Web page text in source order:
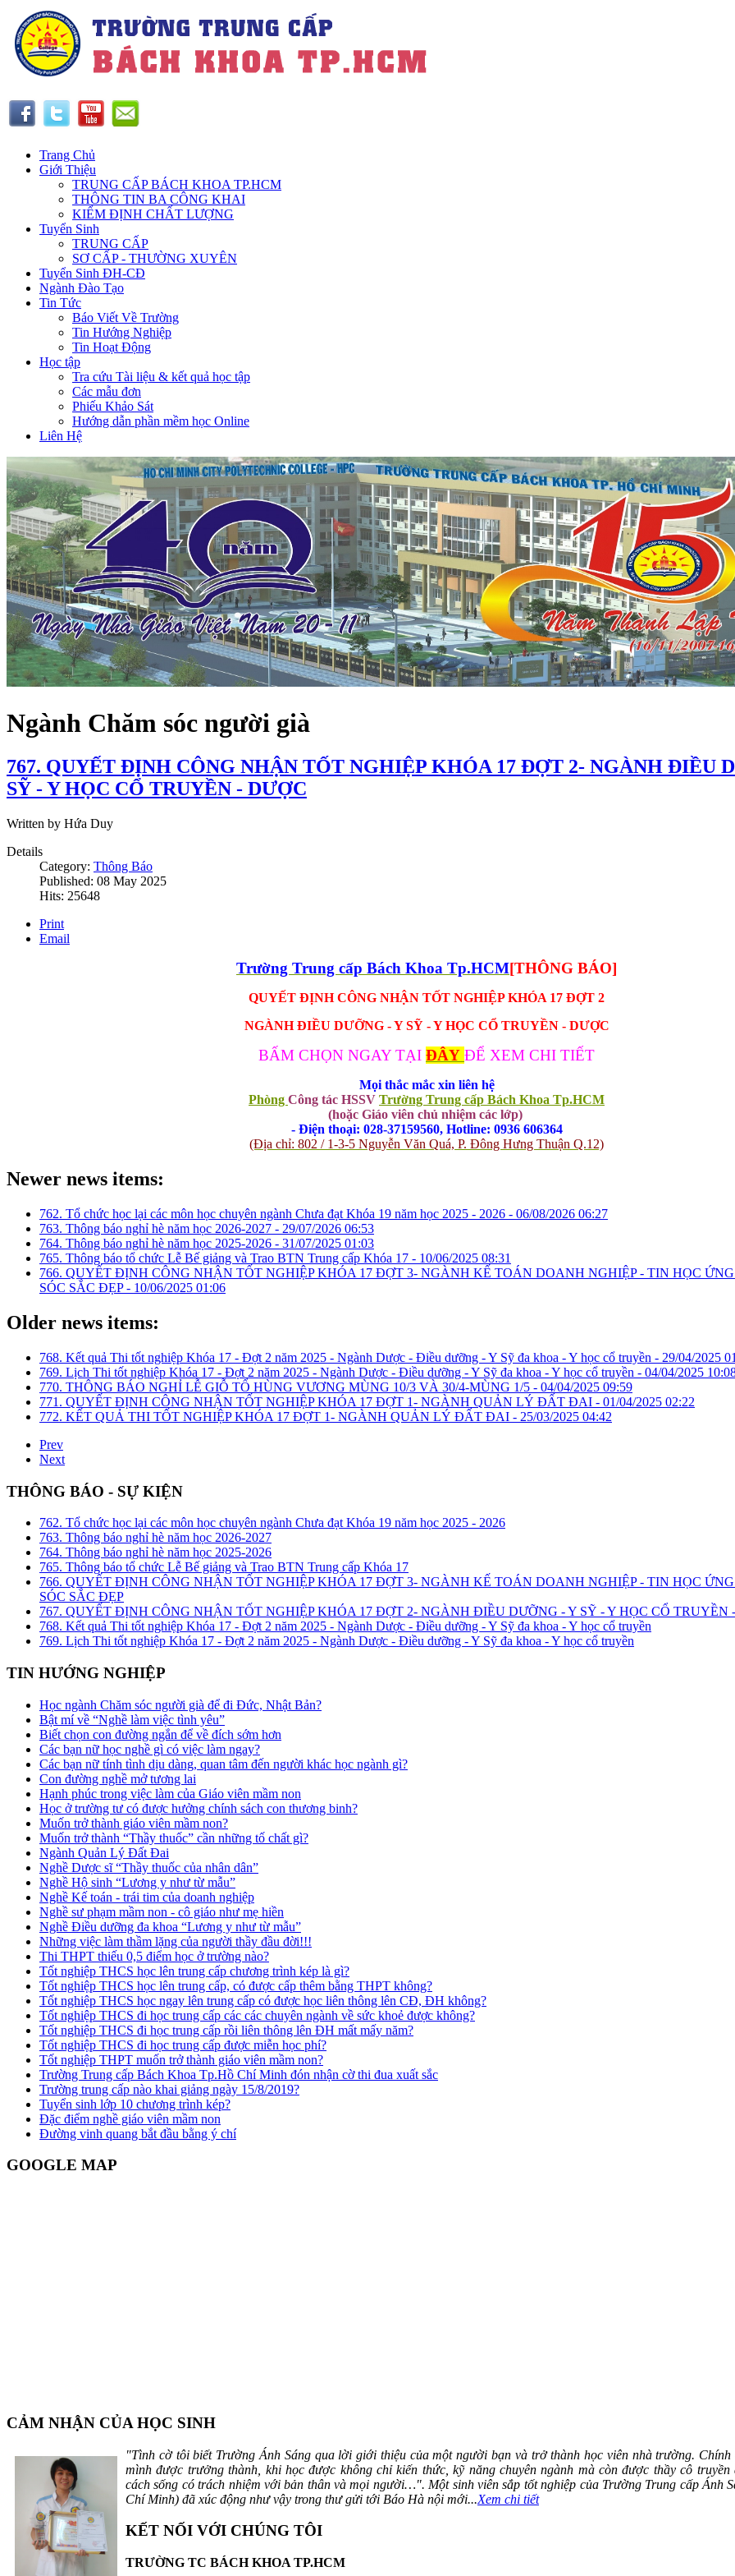
Trang Chủ
Giới Thiệu
TRUNG CẤP BÁCH KHOA TP.HCM
THÔNG TIN BA CÔNG KHAI
KIỂM ĐỊNH CHẤT LƯỢNG
Tuyển Sinh
TRUNG CẤP
SƠ CẤP - THƯỜNG XUYÊN
Tuyển Sinh ĐH-CĐ
Ngành Đào Tạo
Tin Tức
Báo Viết Về Trường
Tin Hướng Nghiệp
Tin Hoạt Động
Học tập
Tra cứu Tài liệu & kết quả học tập
Các mẫu đơn
Phiếu Khảo Sát
Hướng dẫn phần mềm học Online
Liên Hệ
Ngành Chăm sóc người già
767. QUYẾT ĐỊNH CÔNG NHẬN TỐT NGHIỆP KHÓA 17 ĐỢT 2- NGÀNH ĐIỀU
SỸ - Y HỌC CỔ TRUYỀN - DƯỢC
Written by Hứa Duy
Details
Category: Thông Báo
Published: 08 May 2025
Hits: 25648
Print
Email
Trường Trung cấp Bách Khoa Tp.HCM[THÔNG BÁO]
QUYẾT ĐỊNH CÔNG NHẬN TỐT NGHIỆP KHÓA 17 ĐỢT 2
NGÀNH ĐIỀU DƯỠNG - Y SỸ - Y HỌC CỔ TRUYỀN - DƯỢC
BẤM CHỌN NGAY TẠI ĐÂY ĐỂ XEM CHI TIẾT
Mọi thắc mắc xin liên hệ
Phòng Công tác HSSV Trường Trung cấp Bách Khoa Tp.HCM
(hoặc Giáo viên chủ nhiệm các lớp)
- Điện thoại: 028-37159560, Hotline: 0936 606364
(Địa chỉ: 802 / 1-3-5 Nguyễn Văn Quá, P. Đông Hưng Thuận Q.12)
Newer news items:
762. Tổ chức học lại các môn học chuyên ngành Chưa đạt Khóa 19 năm học 2025 - 2026 - 06/08/2026 06:27
763. Thông báo nghỉ hè năm học 2026-2027 - 29/07/2026 06:53
764. Thông báo nghỉ hè năm học 2025-2026 - 31/07/2025 01:03
765. Thông báo tổ chức Lễ Bế giảng và Trao BTN Trung cấp Khóa 17 - 10/06/2025 08:31
766. QUYẾT ĐỊNH CÔNG NHẬN TỐT NGHIỆP KHÓA 17 ĐỢT 3- NGÀNH KẾ TOÁN DOANH NGHIỆP - TIN HỌC
SÓC SẮC ĐẸP - 10/06/2025 01:06
Older news items:
768. Kết quả Thi tốt nghiệp Khóa 17 - Đợt 2 năm 2025 - Ngành Dược - Điều dưỡng - Y Sỹ đa khoa - Y học cổ truyền - 29/04/2025
769. Lịch Thi tốt nghiệp Khóa 17 - Đợt 2 năm 2025 - Ngành Dược - Điều dưỡng - Y Sỹ đa khoa - Y học cổ truyền - 04/04/2025
770. THÔNG BÁO NGHỈ LỄ GIỖ TỔ HÙNG VƯƠNG MÙNG 10/3 VÀ 30/4-MÙNG 1/5 - 04/04/2025 09:59
771. QUYẾT ĐỊNH CÔNG NHẬN TỐT NGHIỆP KHÓA 17 ĐỢT 1- NGÀNH QUẢN LÝ ĐẤT ĐAI - 01/04/2025 02:22
772. KẾT QUẢ THI TỐT NGHIỆP KHÓA 17 ĐỢT 1- NGÀNH QUẢN LÝ ĐẤT ĐAI - 25/03/2025 04:42
Prev
Next
THÔNG BÁO - SỰ KIỆN
762. Tổ chức học lại các môn học chuyên ngành Chưa đạt Khóa 19 năm học 2025 - 2026
763. Thông báo nghỉ hè năm học 2026-2027
764. Thông báo nghỉ hè năm học 2025-2026
765. Thông báo tổ chức Lễ Bế giảng và Trao BTN Trung cấp Khóa 17
766. QUYẾT ĐỊNH CÔNG NHẬN TỐT NGHIỆP KHÓA 17 ĐỢT 3- NGÀNH KẾ TOÁN DOANH NGHIỆP - TIN HỌC
SÓC SẮC ĐẸP
767. QUYẾT ĐỊNH CÔNG NHẬN TỐT NGHIỆP KHÓA 17 ĐỢT 2- NGÀNH ĐIỀU DƯỠNG - Y SỸ - Y HỌC CỔ TRUYỀN
768. Kết quả Thi tốt nghiệp Khóa 17 - Đợt 2 năm 2025 - Ngành Dược - Điều dưỡng - Y Sỹ đa khoa - Y học cổ truyền
769. Lịch Thi tốt nghiệp Khóa 17 - Đợt 2 năm 2025 - Ngành Dược - Điều dưỡng - Y Sỹ đa khoa - Y học cổ truyền
TIN HƯỚNG NGHIỆP
Học ngành Chăm sóc người già để đi Đức, Nhật Bản?
Bật mí về “Nghề làm việc tình yêu”
Biết chọn con đường ngắn để về đích sớm hơn
Các bạn nữ học nghề gì có việc làm ngay?
Các bạn nữ tính tình dịu dàng, quan tâm đến người khác học ngành gì?
Con đường nghề mở tương lai
Hạnh phúc trong việc làm của Giáo viên mầm non
Học ở trường tư có được hưởng chính sách con thương binh?
Muốn trở thành giáo viên mầm non?
Muốn trở thành “Thầy thuốc” cần những tố chất gì?
Ngành Quản Lý Đất Đai
Nghề Dược sĩ “Thầy thuốc của nhân dân”
Nghề Hộ sinh “Lương y như từ mẫu”
Nghề Kế toán - trái tim của doanh nghiệp
Nghề sư phạm mầm non - cô giáo như mẹ hiền
Nghề Điều dưỡng đa khoa “Lương y như từ mẫu”
Những việc làm thầm lặng của người thầy đầu đời!!!
Thi THPT thiếu 0,5 điểm học ở trường nào?
Tốt nghiệp THCS học lên trung cấp chương trình kép là gì?
Tốt nghiệp THCS học lên trung cấp, có được cấp thêm bằng THPT không?
Tốt nghiệp THCS học ngay lên trung cấp có được học liên thông lên CĐ, ĐH không?
Tốt nghiệp THCS đi học trung cấp các các chuyên ngành về sức khoẻ được không?
Tốt nghiệp THCS đi học trung cấp rồi liên thông lên ĐH mất mấy năm?
Tốt nghiệp THCS đi học trung cấp được miễn học phí?
Tốt nghiệp THPT muốn trở thành giáo viên mầm non?
Trường Trung cấp Bách Khoa Tp.Hồ Chí Minh đón nhận cờ thi đua xuất sắc
Trường trung cấp nào khai giảng ngày 15/8/2019?
Tuyển sinh lớp 10 chương trình kép?
Đặc điểm nghề giáo viên mầm non
Đường vinh quang bắt đầu bằng ý chí
GOOGLE MAP
CẢM NHẬN CỦA HỌC SINH
"Tình cờ tôi biết Trường Ánh Sáng qua lời giới thiệu của một người bạn và trở thành học viên nhà trường.
mình được trưởng thành, khi học được không chỉ kiến thức, kỹ năng chuyên ngành mà còn được thầy cô truyền
cách sống có trách nhiệm với bản thân và mọi người…". Một sinh viên sắp tốt nghiệp của Trường Trung cấp Ánh
Chí Minh) đã xúc động như vậy trong thư gửi tới Báo Hà nội mới...Xem chi tiết
KẾT NỐI VỚI CHÚNG TÔI
TRƯỜNG TC BÁCH KHOA TP.HCM